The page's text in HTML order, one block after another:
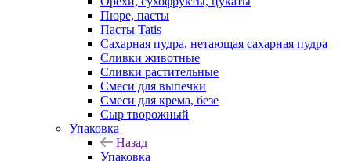
Пюре, пасты
Пасты Tatis
Сахарная пудра, нетающая сахарная пудра
Сливки животные
Сливки растительные
Смеси для выпечки
Смеси для крема, безе
Сыр творожный
Упаковка
Назад
Упаковка